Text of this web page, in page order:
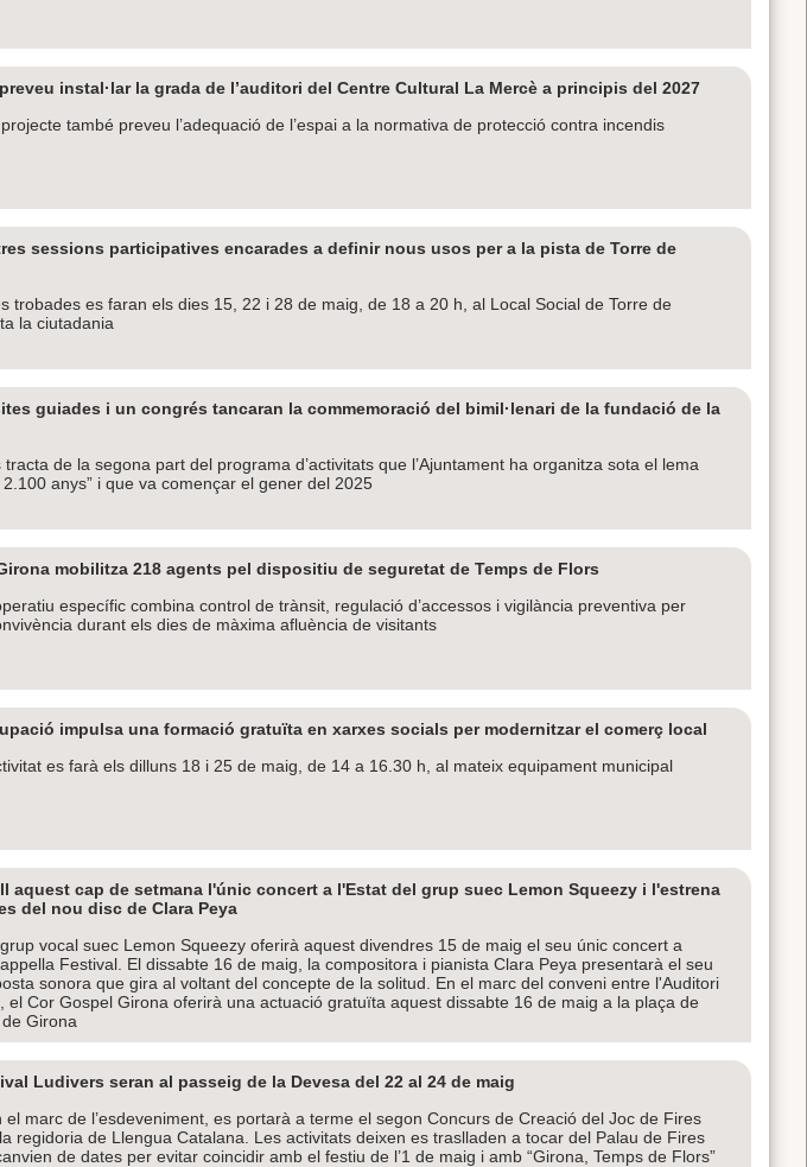
instal·lar la grada de l’auditori del Centre Cultural La Mercè a principis del 2027
també preveu l’adequació de l’espai a la normativa de protecció contra incendis
sessions participatives encarades a definir nous usos per a la pista de Torre de
trobades es faran els dies 15, 22 i 28 de maig, de 18 a 20 h, al Local Social de Torre de
la ciutadania
guiades i un congrés tancaran la commemoració del bimil·lenari de la fundació de la
tracta de la segona part del programa d’activitats que l’Ajuntament ha organitza sota el lema
anys” i que va començar el gener del 2025
mobilitza 218 agents pel dispositiu de seguretat de Temps de Flors
específic combina control de trànsit, regulació d’accessos i vigilància preventiva per
durant els dies de màxima afluència de visitants
impulsa una formació gratuïta en xarxes socials per modernitzar el comerç local
es farà els dilluns 18 i 25 de maig, de 14 a 16.30 h, al mateix equipament municipal
aquest cap de setmana l'únic concert a l'Estat del grup suec Lemon Squeezy i l'estrena
del nou disc de Clara Peya
vocal suec Lemon Squeezy oferirà aquest divendres 15 de maig el seu únic concert a
Festival. El dissabte 16 de maig, la compositora i pianista Clara Peya presentarà el seu
sonora que gira al voltant del concepte de la solitud. En el marc del conveni entre l'Auditori
el Cor Gospel Girona oferirà una actuació gratuïta aquest dissabte 16 de maig a la plaça de
Girona
Ludivers seran al passeig de la Devesa del 22 al 24 de maig
el marc de l’esdeveniment, es portarà a terme el segon Concurs de Creació del Joc de Fires
regidoria de Llengua Catalana. Les activitats deixen es traslladen a tocar del Palau de Fires
de dates per evitar coincidir amb el festiu de l’1 de maig i amb “Girona, Temps de Flors”